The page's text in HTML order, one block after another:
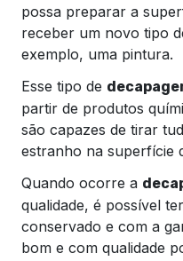
possa preparar a
receber um novo tipo
exemplo, uma pintura.
Esse tipo de
partir de produtos
são capazes de tirar
estranho na superfície
Quando ocorre a
qualidade, é possível
conservado e com a
bom e com qualidade